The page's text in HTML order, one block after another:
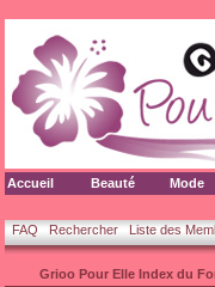
Accueil Beauté Mode
FAQ Rechercher Liste des
Grioo Pour Elle Index du